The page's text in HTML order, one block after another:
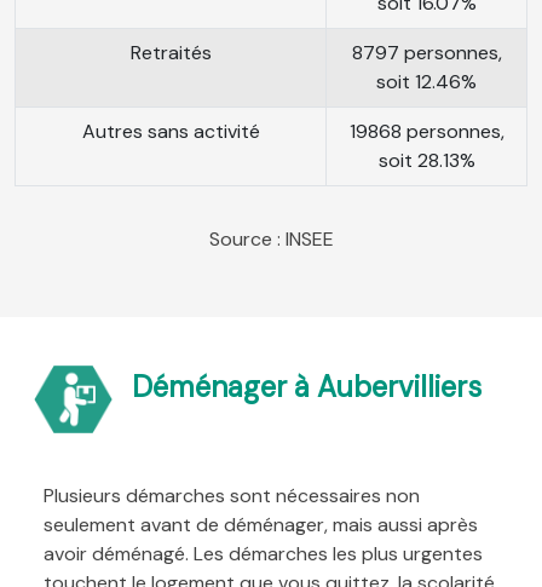
Retraités
8797 personnes,
soit 12.46%
Autres sans activité
19868 personnes,
soit 28.13%
Source : INSEE
Déménager à Aubervilliers
Plusieurs démarches sont nécessaires non
seulement avant de déménager, mais aussi après
avoir déménagé. Les démarches les plus urgentes